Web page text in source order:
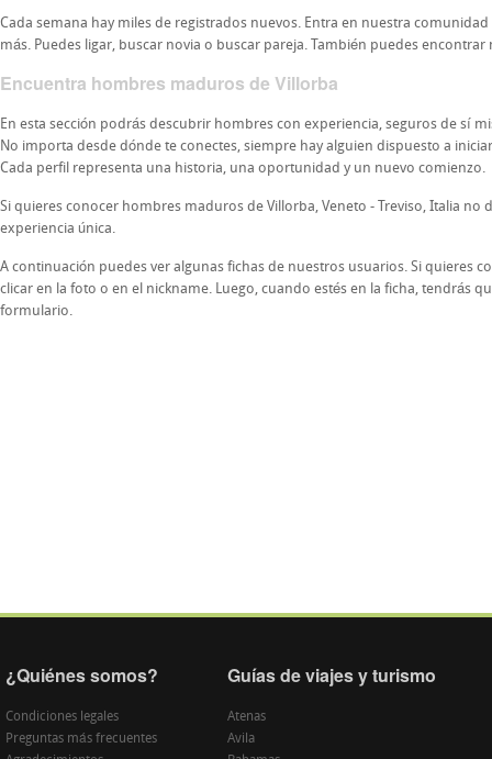
Cada semana hay miles de registrados nuevos. Entra en nuestra
más. Puedes ligar, buscar novia o buscar pareja. También puedes
Encuentra hombres maduros de Villorba
En esta sección podrás descubrir hombres con experiencia, seguros de sí
No importa desde dónde te conectes, siempre hay alguien dispuesto a
Cada perfil representa una historia, una oportunidad y un nuevo comienzo.
Si quieres conocer hombres maduros de Villorba, Veneto - Treviso, Italia no
experiencia única.
A continuación puedes ver algunas fichas de nuestros usuarios. Si quieres
clicar en la foto o en el nickname. Luego, cuando estés en la ficha, tendrás
formulario.
¿Quiénes somos?
Condiciones legales
Preguntas más frecuentes
Guías de viajes y turismo
Atenas
Avila